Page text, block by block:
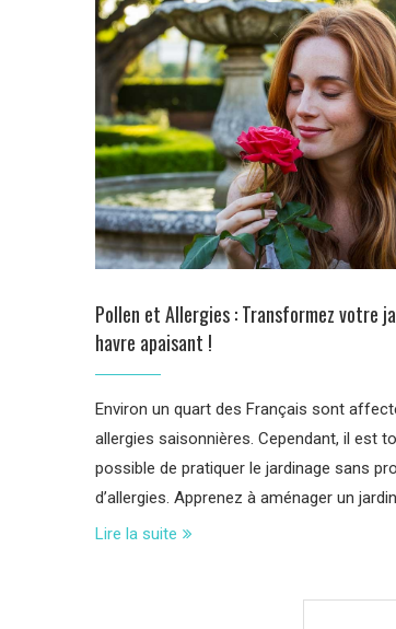
Pollen et Allergies : Transformez votre
havre apaisant !
Environ un quart des Français sont
allergies saisonnières. Cependant, il est
possible de pratiquer le jardinage sans
d’allergies. Apprenez à aménager un
Lire la suite